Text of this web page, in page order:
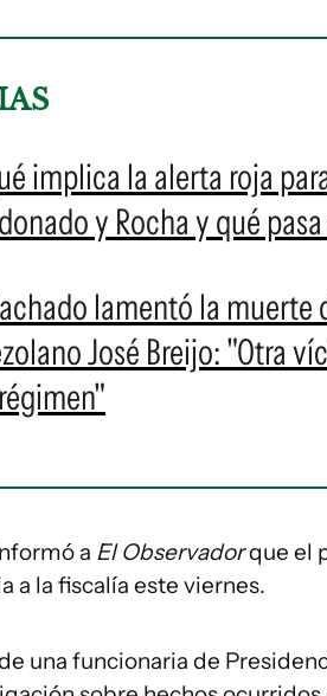
implica la alerta roja
y Rocha y qué
lamentó la muerte
José Breijo: "Otra
a El Observadorque el
a la fiscalía este viernes.
una funcionaria de